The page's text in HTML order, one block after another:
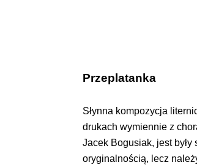
Przeplatanka
Słynna kompozycja
drukach wymiennie z
Jacek Bogusiak, jest
oryginalnością, lecz